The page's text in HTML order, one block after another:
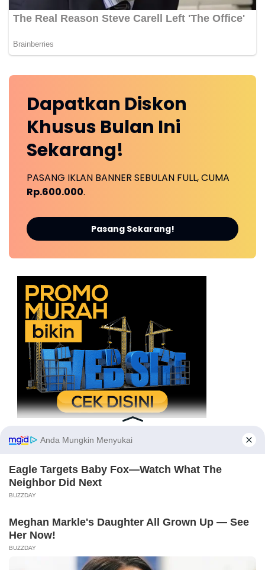
Dapatkan Diskon
Khusus Bulan Ini
Sekarang!
PASANG IKLAN BANNER SEBULAN FULL, CUMA
Rp.600.000.
Pasang Sekarang!